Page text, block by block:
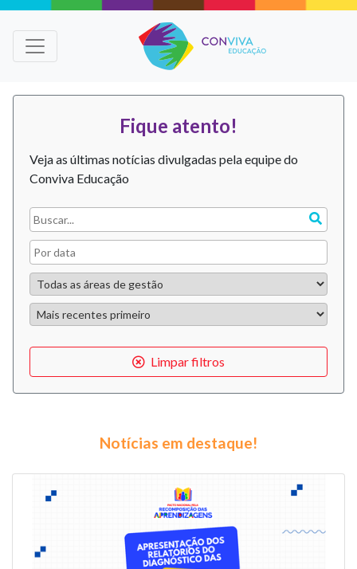
Fique atento!
Veja as últimas notícias divulgadas pela equipe do
Conviva Educação
Limpar filtros
Notícias em destaque!